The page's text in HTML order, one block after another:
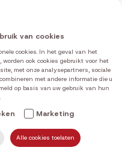
Benelux
van cookies
cookies. In het geval van het
ook cookies gebruikt voor het
met onze analysepartners, sociale
met andere informatie die u
op basis van uw gebruik van hun
Marketing
Alle cookies toelaten
VIND ONS BEL ONS